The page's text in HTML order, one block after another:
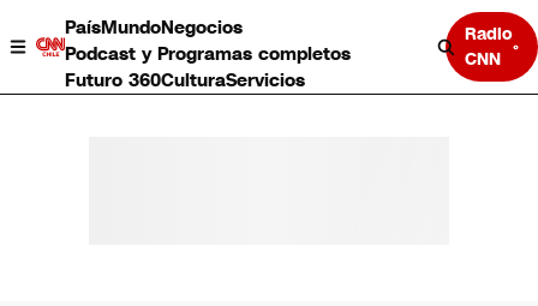
PaísMundoNegocios
Podcast y Programas completos
Futuro 360CulturaServicios
Radio
CNN